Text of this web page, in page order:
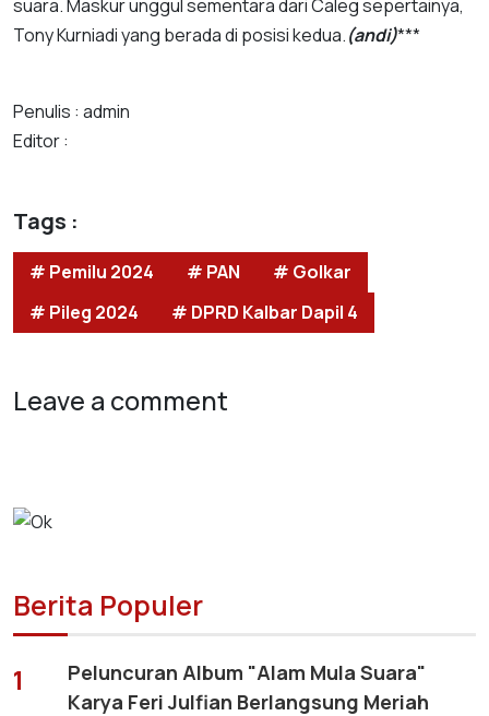
suara. Maskur unggul sementara dari Caleg sepertainya,
Tony Kurniadi yang berada di posisi kedua.(andi)***
Penulis : admin
Editor :
Tags :
# Pemilu 2024 # PAN
# Golkar
# Pileg 2024
# DPRD Kalbar Dapil 4
Leave a comment
Berita Populer
1
Peluncuran Album "Alam Mula Suara"
Karya Feri Julfian Berlangsung Meriah